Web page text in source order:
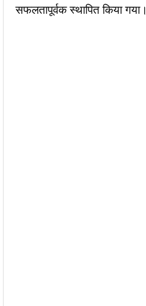
सफलतापूर्वक स्थापित किया गया।